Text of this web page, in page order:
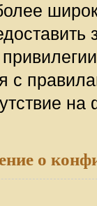
с
на
о